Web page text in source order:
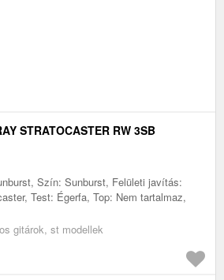
STRATOCASTER RW 3SB
Szín: Sunburst, Felületi javítás:
Test: Égerfa, Top: Nem tartalmaz,
gitárok, st modellek